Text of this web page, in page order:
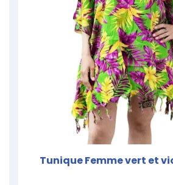
Tunique Femme vert et